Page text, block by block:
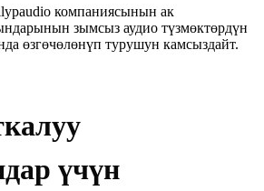
компаниясынын ак
зымсыз аудио түзмөктөрдүн
өзгөчөлөнүп турушун камсыздайт.
үчүн